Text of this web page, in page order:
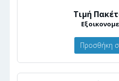
Τιμή
Προσθήκη